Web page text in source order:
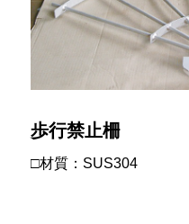
歩行禁止柵
□材質：SUS304